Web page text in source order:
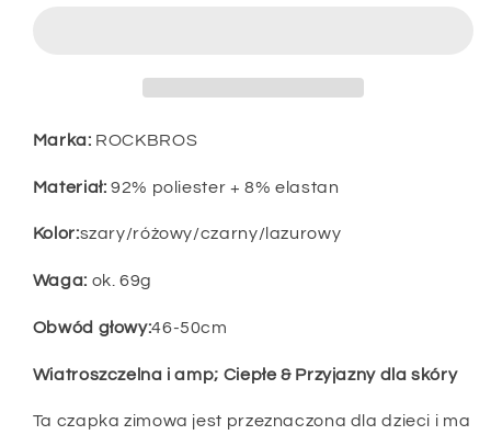
twarzy
biegania
Ciepła
twarzy
biegania
Marka: ROCKBROS
Materiał:92% poliester + 8% elastan
Kolor:szary/różowy/czarny/lazurowy
Waga: ok. 69g
Obwód głowy:46-50cm
Wiatroszczelna i amp; Ciepłe & Przyjazny dla skóry
Ta czapka zimowa jest przeznaczona dla dzieci i ma